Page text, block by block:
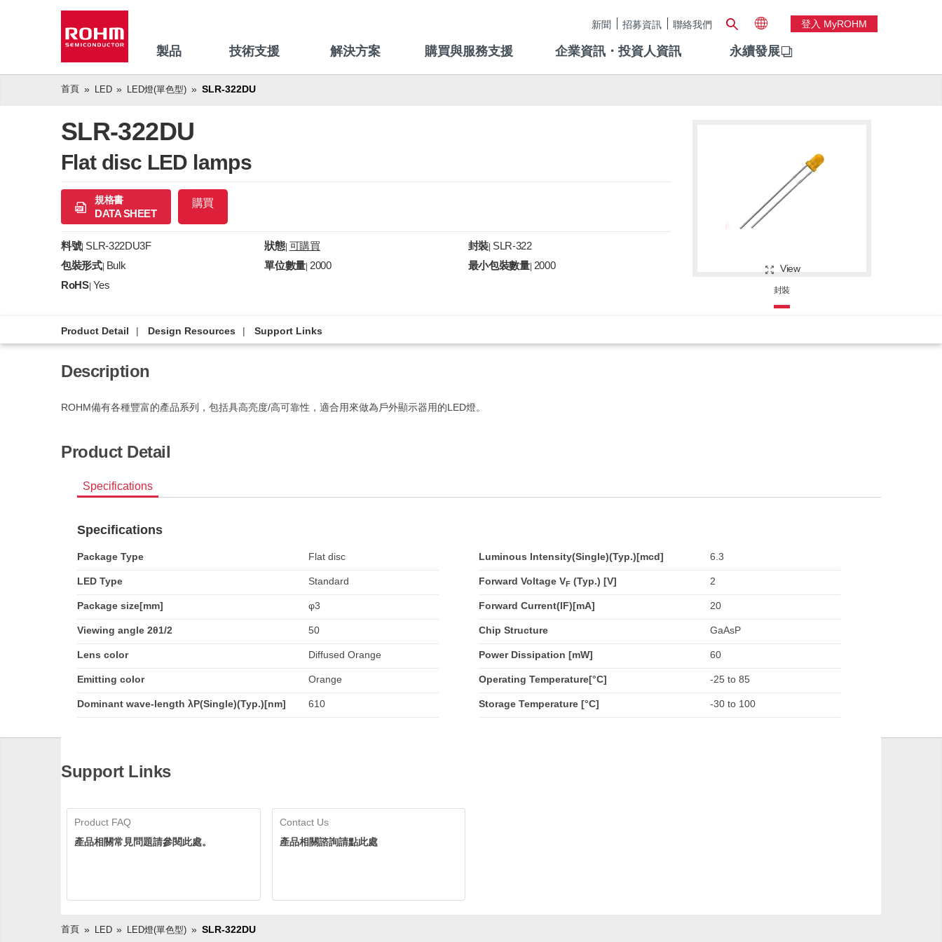
新聞 招募資訊 聯絡我們 登入 MyROHM
製品 技術支援 解決方案 購買與服務支援 企業資訊・投資人資訊 永續發展
首頁 LED LED燈(單色型) SLR-322DU
SLR-322DU
Flat disc LED lamps
規格書
DATA SHEET
購買
料號| SLR-322DU3F 狀態| 可購買 封裝 SLR-322
包裝形式| Bulk 單位數量 |2000 最小包裝數量| 2000
RoHS| Yes
View
封裝
Product Detail Design Resources Support Links
Description
ROHM備有各種豐富的產品系列，包括具高亮度/高可靠性，適合用來做為戶外顯示器用的LED燈。
Product Detail
Specifications
Specifications
Package Type Flat disc
LED Type Standard
Package size[mm] φ3
Viewing angle 2θ1/2 50
Lens color Diffused Orange
Emitting color Orange
Dominant wave-length λP(Single)(Typ.)[nm] 610
Luminous Intensity(Single)(Typ.)[mcd] 6.3
Forward Voltage VF (Typ.) [V] 2
Forward Current(IF)[mA] 20
Chip Structure GaAsP
Power Dissipation [mW] 60
Operating Temperature[°C] -25 to 85
Storage Temperature [°C] -30 to 100
Support Links
Product FAQ
產品相關常見問題請參閱此處。
Contact Us
產品相關諮詢請點此處
首頁 LED LED燈(單色型) SLR-322DU